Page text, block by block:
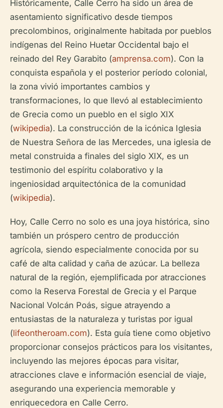
Históricamente, Calle Cerro ha sido un área de
asentamiento significativo desde tiempos
precolombinos, originalmente habitada por pueblos
indígenas del Reino Huetar Occidental bajo el
reinado del Rey Garabito (amprensa.com). Con la
conquista española y el posterior período colonial,
la zona vivió importantes cambios y
transformaciones, lo que llevó al establecimiento
de Grecia como un pueblo en el siglo XIX
(wikipedia). La construcción de la icónica Iglesia
de Nuestra Señora de las Mercedes, una iglesia de
metal construida a finales del siglo XIX, es un
testimonio del espíritu colaborativo y la
ingeniosidad arquitectónica de la comunidad
(wikipedia).
Hoy, Calle Cerro no solo es una joya histórica, sino
también un próspero centro de producción
agrícola, siendo especialmente conocida por su
café de alta calidad y caña de azúcar. La belleza
natural de la región, ejemplificada por atracciones
como la Reserva Forestal de Grecia y el Parque
Nacional Volcán Poás, sigue atrayendo a
entusiastas de la naturaleza y turistas por igual
(lifeontheroam.com). Esta guía tiene como objetivo
proporcionar consejos prácticos para los visitantes,
incluyendo las mejores épocas para visitar,
atracciones clave e información esencial de viaje,
asegurando una experiencia memorable y
enriquecedora en Calle Cerro.